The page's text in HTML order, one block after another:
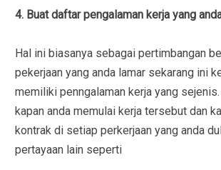
4. Buat daftar pengalaman kerja yang
Hal ini biasanya sebagai pertimbangan
pekerjaan yang anda lamar sekarang ini
memiliki penngalaman kerja yang
kapan anda memulai kerja tersebut dan
kontrak di setiap perkerjaan yang anda
pertayaan lain seperti